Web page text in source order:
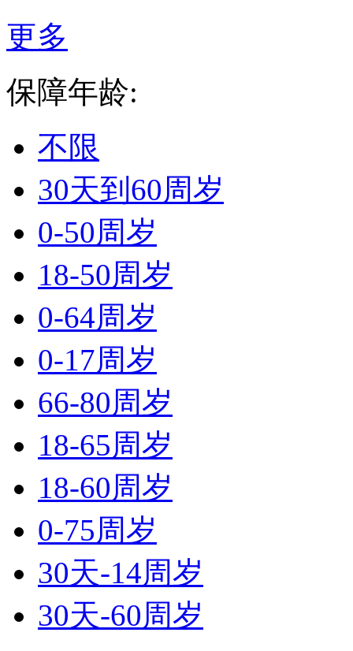
更多
保障年龄:
不限
30天到60周岁
0-50周岁
18-50周岁
0-64周岁
0-17周岁
66-80周岁
18-65周岁
18-60周岁
0-75周岁
30天-14周岁
30天-60周岁